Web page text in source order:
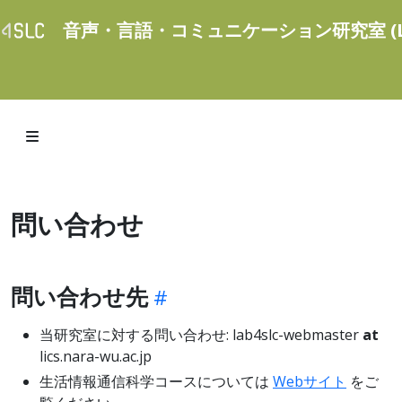
音声・言語・コミュニケーション研究室
問い合わせ
問い合わせ先
当研究室に対する問い合わせ: lab4slc-webmaster at
lics.nara-wu.ac.jp
生活情報通信科学コースについては Webサイト をご